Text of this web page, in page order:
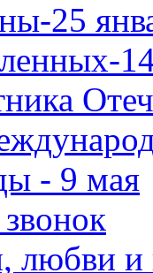
25
- 9 мая
любви и